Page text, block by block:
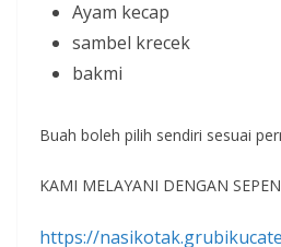
Ayam kecap
sambel krecek
bakmi
Buah boleh pilih sendiri sesuai
KAMI MELAYANI DENGAN
https://